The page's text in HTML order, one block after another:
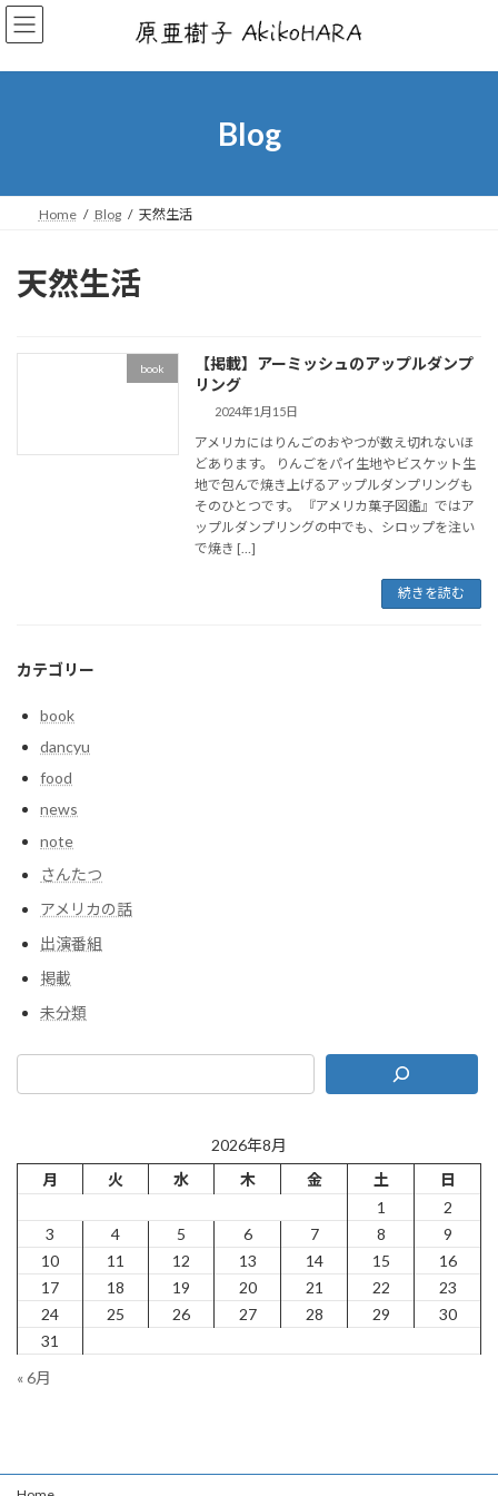
コ
ン
ン
ナ
ビ
ー
Blog
Home Blog 天然生活
天然生活
book
【掲載】アーミッシュのアップルダンプ
リング
2024年1月15日
アメリカにはりんごのおやつが数え切れないほ
どあります。 りんごをパイ生地やビスケット生
地で包んで焼き上げるアップルダンプリングも
そのひとつです。 『アメリカ菓子図鑑』ではア
ップルダンプリングの中でも、シロップを注い
で焼き […]
続きを読む
カテゴリー
book
dancyu
food
news
note
さんたつ
アメリカの話
出演番組
掲載
未分類
2026年8月
月
火 水 木 金 土
日
1
2
3
4 5 6 7 8
9
10
11 12 13 14 15
16
17
18 19 20 21 22
23
24
25 26 27 28 29
30
31
« 6月